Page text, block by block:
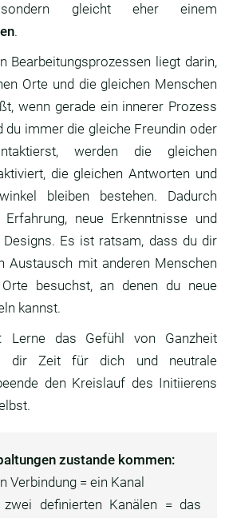
sondern gleicht eher einem
.
Bearbeitungsprozessen liegt darin,
Orte und die gleichen Menschen
wenn gerade ein innerer Prozess
du immer die gleiche Freundin oder
werden die gleichen
die gleichen Antworten und
bleiben bestehen. Dadurch
neue Erkenntnisse und
Designs. Es ist ratsam, dass du dir
Austausch mit anderen Menschen
besuchst, an denen du neue
kannst.
Lerne das Gefühl von Ganzheit
dir Zeit für dich und neutrale
den Kreislauf des Initiierens
zustande kommen:
Verbindung = ein Kanal
definierten Kanälen = das